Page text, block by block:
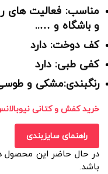
مناسب: فعالیت های
و باشگاه و …..
کف دوخت: دارد
کفی طبی: دارد
رنگبندی:مشکی و
خرید کفش و کتانی
راهنمای سایزبندی
در حال حاضر این محصول
باشد.